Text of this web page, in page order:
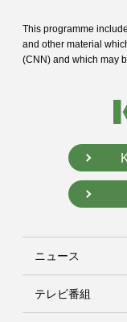
This programme
and other material
(CNN) and which may
ニュース
テレビ番組